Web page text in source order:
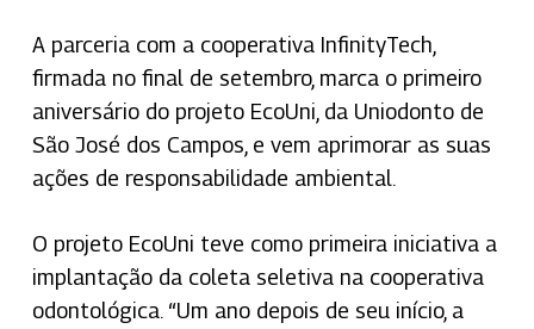
A parceria com a cooperativa InfinityTech,
firmada no final de setembro, marca o primeiro
aniversário do projeto EcoUni, da Uniodonto de
São José dos Campos, e vem aprimorar as suas
ações de responsabilidade ambiental.
O projeto EcoUni teve como primeira iniciativa a
implantação da coleta seletiva na cooperativa
odontológica. “Um ano depois de seu início, a